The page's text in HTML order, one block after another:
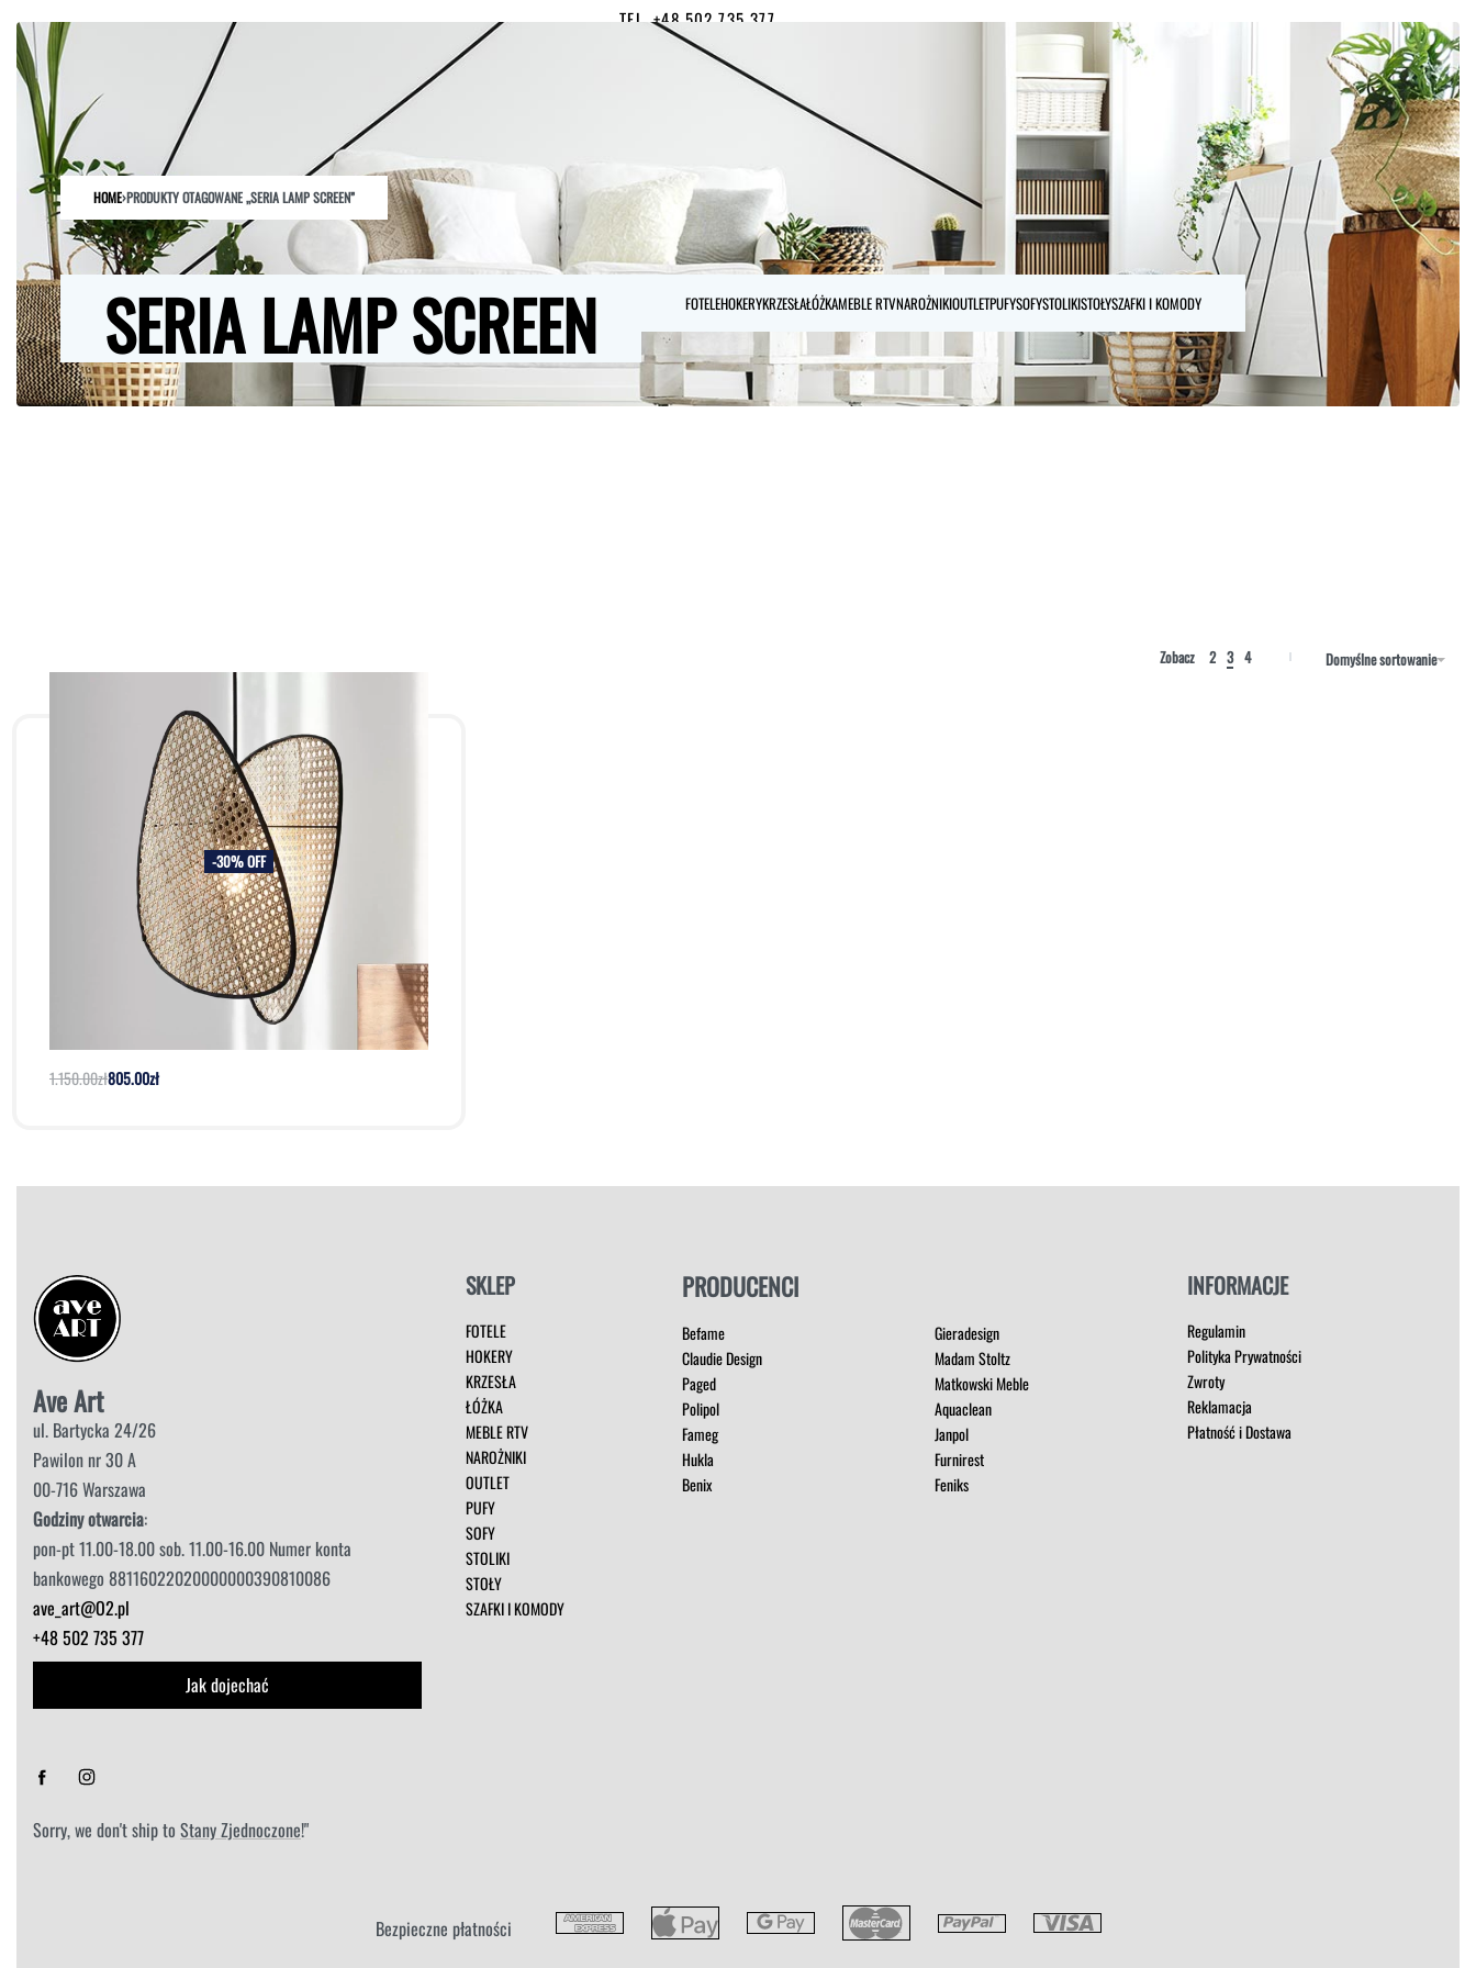
TEL. +48 502 735 377
HOME SKLEP ARCHITEKCI
HOME›PRODUKTY OTAGOWANE „SERIA LAMP SCREEN”
SERIA LAMP SCREEN FOTELEHOKERYKRZESŁAŁÓŻKAMEBLE RTVNAROŻNIKIOUTLETPUFYSOFYSTOLIKISTOŁYSZAFKI I KOMODY
Zobacz 2 3 4 Domyślne sortowanie
-30% OFF
1.150.00zł805.00zł
Ave Art
ul. Bartycka 24/26
Pawilon nr 30 A
00-716 Warszawa
Godziny otwarcia:
pon-pt 11.00-18.00 sob. 11.00-16.00 Numer konta
bankowego 88116022020000000390810086
ave_art@O2.pl
+48 502 735 377
Jak dojechać
Sorry, we don't ship to Stany Zjednoczone!"
SKLEP
FOTELE
HOKERY
KRZESŁA
ŁÓŻKA
MEBLE RTV
NAROŻNIKI
OUTLET
PUFY
SOFY
STOLIKI
STOŁY
SZAFKI I KOMODY
PRODUCENCI
Befame
Claudie Design
Paged
Polipol
Fameg
Hukla
Benix
Gieradesign
Madam Stoltz
Matkowski Meble
Aquaclean
Janpol
Furnirest
Feniks
INFORMACJE
Regulamin
Polityka Prywatności
Zwroty
Reklamacja
Płatność i Dostawa
Bezpieczne płatności